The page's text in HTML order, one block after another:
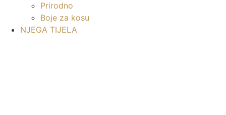
Prirodno
Boje za kosu
NJEGA TIJELA